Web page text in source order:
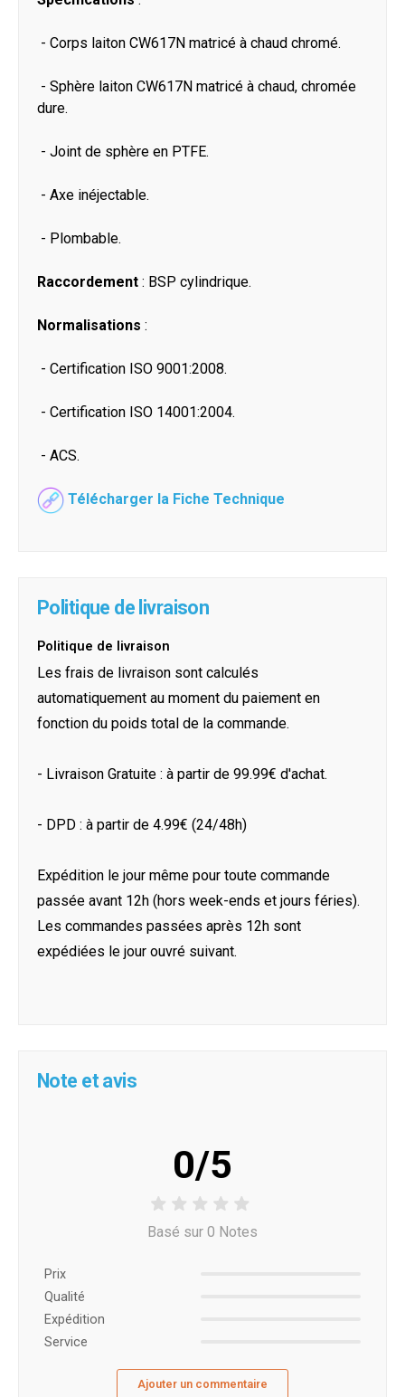
- Corps laiton CW617N matricé à chaud chromé.
- Sphère laiton CW617N matricé à chaud, chromée
dure.
- Joint de sphère en PTFE.
- Axe inéjectable.
- Plombable.
Raccordement : BSP cylindrique.
Normalisations :
- Certification ISO 9001:2008.
- Certification ISO 14001:2004.
- ACS.
Télécharger la Fiche Technique
Politique de livraison
Politique de livraison
Les frais de livraison sont calculés
automatiquement au moment du paiement en
fonction du poids total de la commande.
- Livraison Gratuite : à partir de 99.99€ d'achat.
- DPD : à partir de 4.99€ (24/48h)
Expédition le jour même pour toute commande
passée avant 12h (hors week-ends et jours féries).
Les commandes passées après 12h sont
expédiées le jour ouvré suivant.
Note et avis
0/5
Basé sur 0 Notes
Prix ​​
Qualité
Expédition
Service
Ajouter un commentaire